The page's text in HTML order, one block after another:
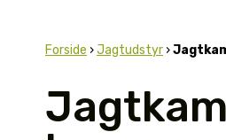
Forside ›Jagtudstyr ›